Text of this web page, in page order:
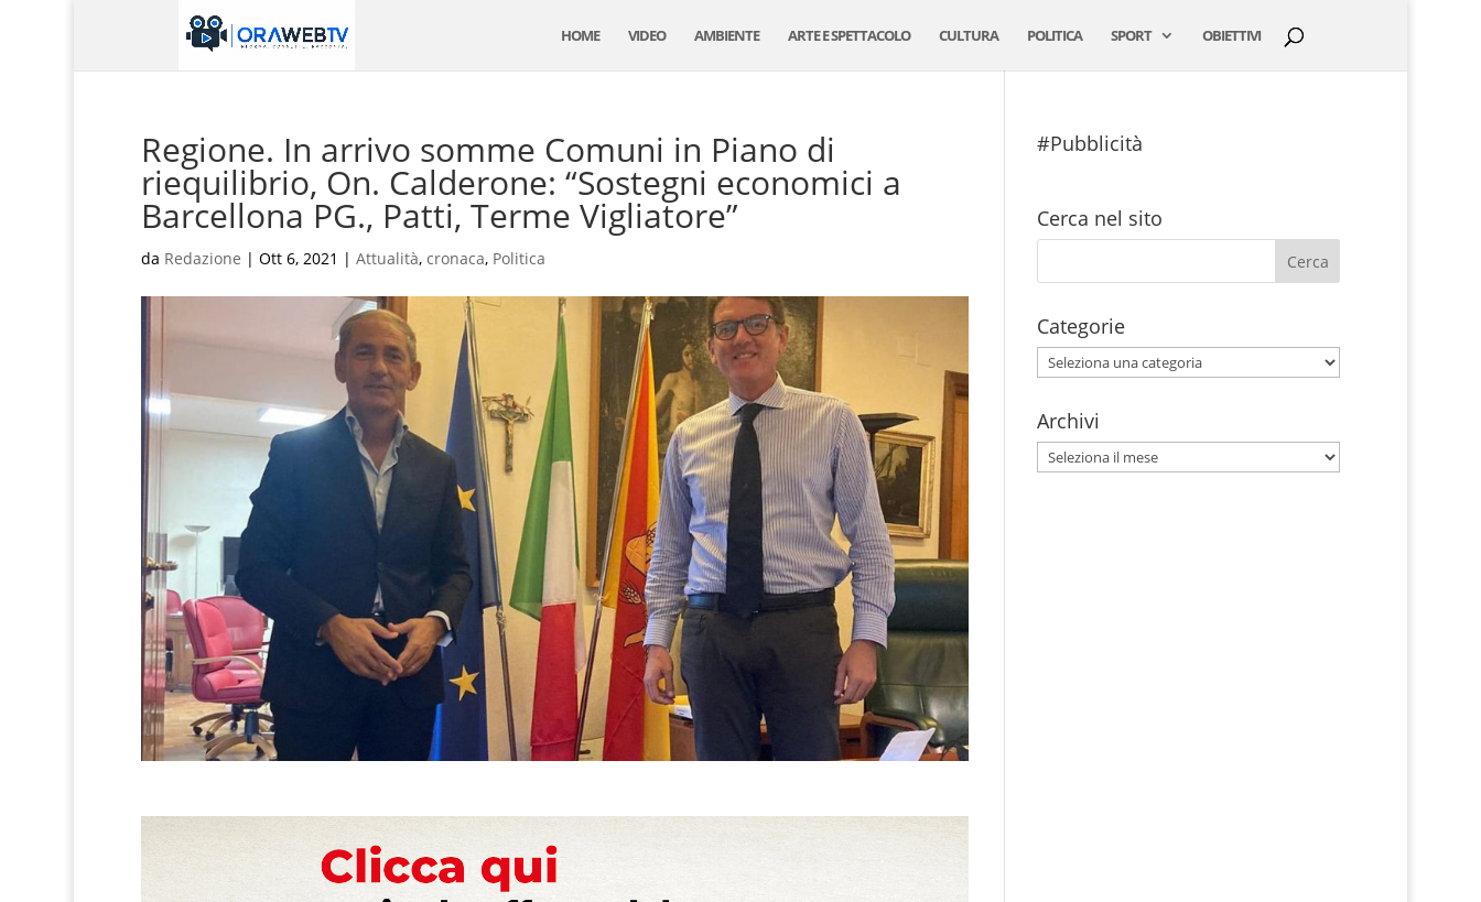
HOME VIDEO AMBIENTE ARTE E SPETTACOLO CULTURA POLITICA SPORT OBIETTIVI
Regione. In arrivo somme Comuni in Piano di
riequilibrio, On. Calderone: “Sostegni economici a
Barcellona PG., Patti, Terme Vigliatore”
da Redazione | Ott 6, 2021 | Attualità, cronaca, Politica
#Pubblicità
Cerca nel sito
Categorie
Categorie
Archivi
Archivi